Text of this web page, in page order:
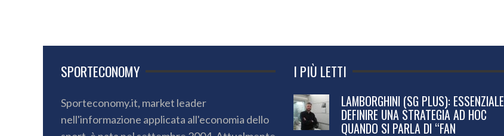
SPORTECONOMY
Sporteconomy.it, market leader
nell'informazione applicata all'economia dello
I PIÙ LETTI
LAMBORGHINI (SG PLUS): ESSENZIALE
DEFINIRE UNA STRATEGIA AD HOC
QUANDO SI PARLA DI “FAN